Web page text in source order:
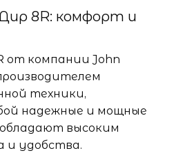
8R: комфорт и
от компании John
техники,
надежные и мощные
высоким
и удобства.